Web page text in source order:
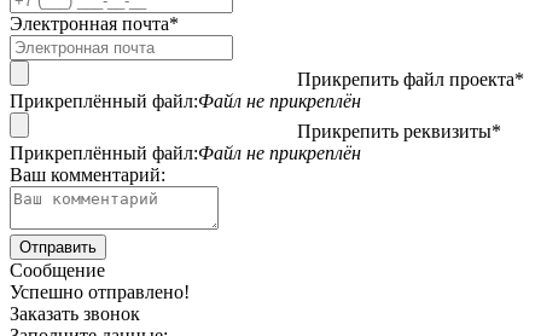
Электронная почта*
Прикрепить файл проекта*
Прикреплённый файл:Файл не прикреплён
Прикрепить реквизиты*
Прикреплённый файл:Файл не прикреплён
Ваш комментарий:
Сообщение
Успешно отправлено!
Заказать звонок